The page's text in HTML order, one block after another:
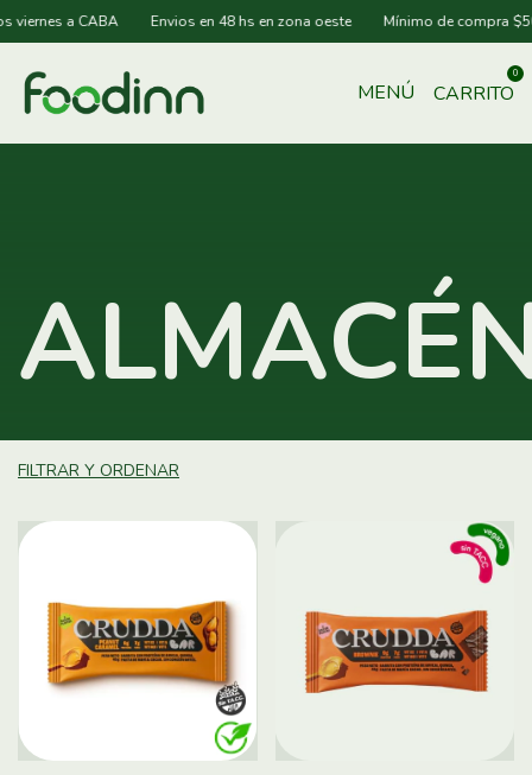
a CABA Envios en 48 hs en zona oeste Mínimo de compra $50.000
MENÚ CARRITO
0
FILTRAR Y ORDENAR